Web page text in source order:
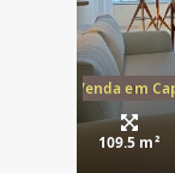
Mar à Venda em
109.5 m²